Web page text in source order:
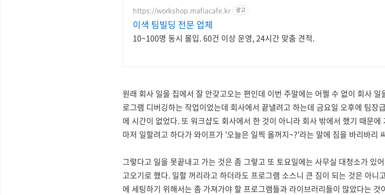
https://workshop.mafiacafe.kr 광고
이색 팀빌딩 전문 업체
10~100명 동시 몰입. 60건 이상 운영, 24시간 맞춤 견적.
원래 회사 일을 집에서 잘 안갖고오는 편인데 이번 주말에는 어쩔 수 없이 회사
로그램 디버깅하는 작업이었는데 회사에서 끝낼려고 하는데 금요일 오후에 팀장
에 시간이 없었다. 또 워크샵도 회사에서 한 것이 아니라 회사 밖에서 했기 때문
마저 일할려고 하다가 와이프가 '오늘은 일찍 올꺼지~?'라는 말에 짐을 바리바리
그렇다고 일을 못끝내고 가는 것은 좀 그렇고 또 토요일에는 사무실 대청소가 있
고오기로 했다. 일할 꺼리라고 하더라도 프로그램 소스니 큰 짐이 되는 것은 아니
에 세팅하기 위해서는 좀 가져가야 할 프로그램들과 라이브러리들이 많았다는